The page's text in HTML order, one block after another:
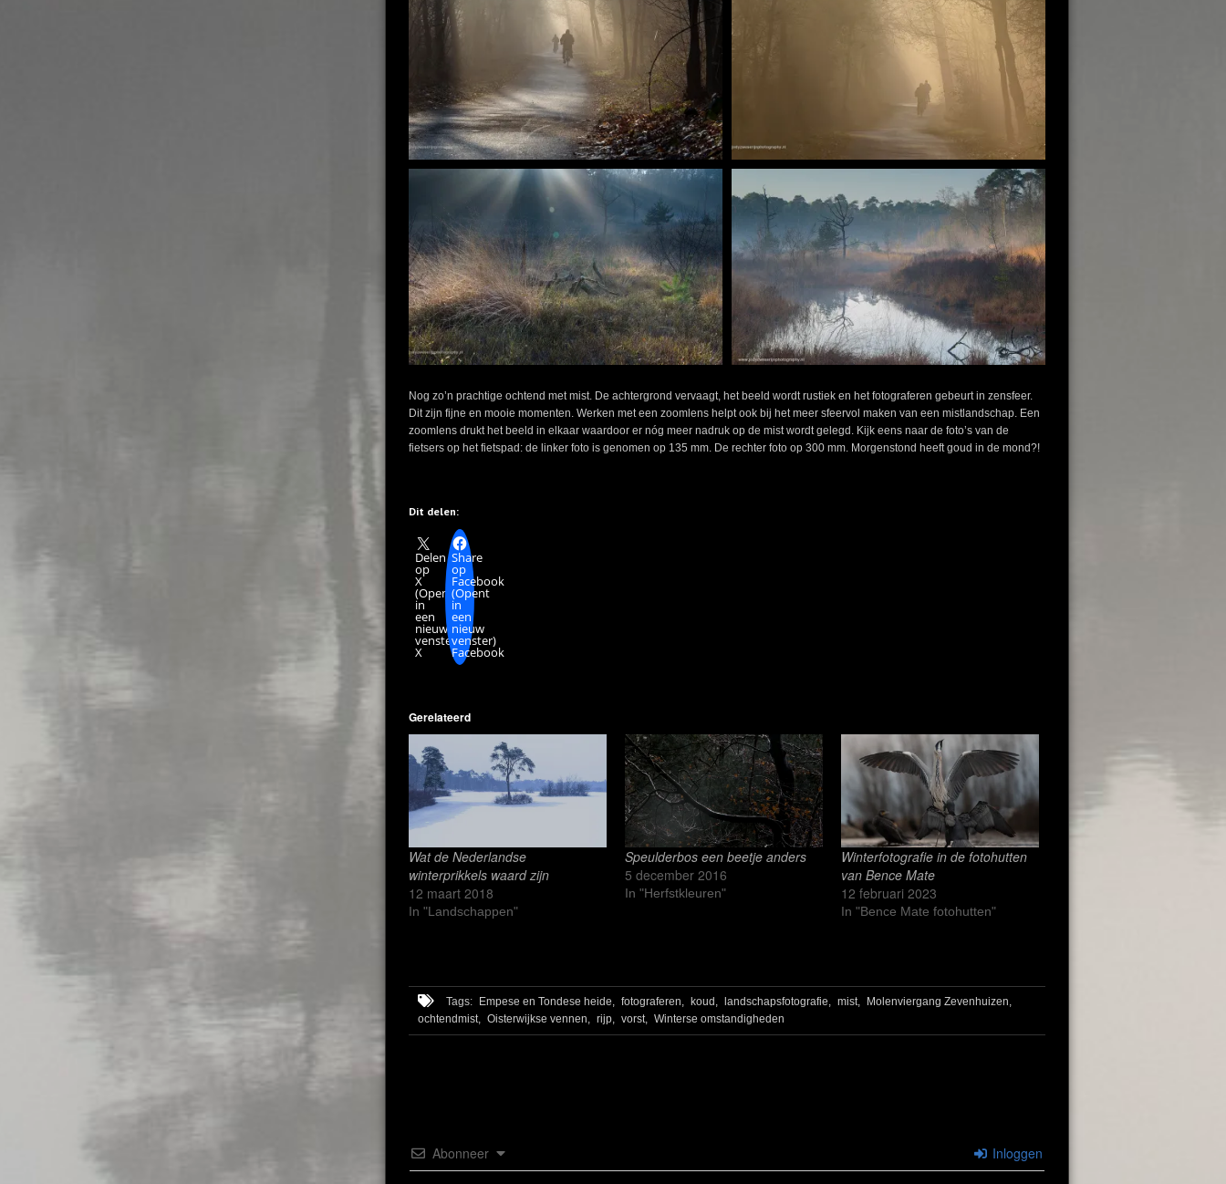
Nog zo’n prachtige ochtend met mist. De achtergrond vervaagt, het beeld wordt rustiek en het fotograferen gebeurt in zensfeer.
Dit zijn fijne en mooie momenten. Werken met een zoomlens helpt ook bij het meer sfeervol maken van een mistlandschap. Een
zoomlens drukt het beeld in elkaar waardoor er nóg meer nadruk op de mist wordt gelegd. Kijk eens naar de foto’s van de
fietsers op het fietspad: de linker foto is genomen op 135 mm. De rechter foto op 300 mm. Morgenstond heeft goud in de mond?!
Dit delen:
Delen
op
X
(Opent
in
een
nieuw
venster)
X
Share
op
Facebook
(Opent
in
een
nieuw
venster)
Facebook
Gerelateerd
Wat de Nederlandse
winterprikkels waard zijn
12 maart 2018
In "Landschappen"
Speulderbos een beetje anders
5 december 2016
In "Herfstkleuren"
Winterfotografie in de fotohutten
van Bence Mate
12 februari 2023
In "Bence Mate fotohutten"
Tags: Empese en Tondese heide, fotograferen, koud, landschapsfotografie, mist,
Molenviergang Zevenhuizen,
ochtendmist, Oisterwijkse vennen, rijp, vorst, Winterse omstandigheden
Abonneer Inloggen